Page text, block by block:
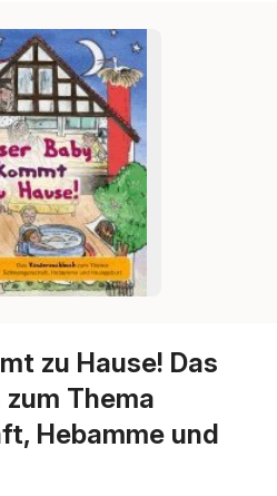
zu Hause! Das
Thema
Hebamme und